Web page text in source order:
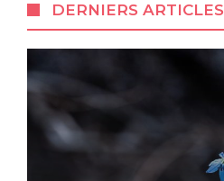
DERNIERS ARTICLES